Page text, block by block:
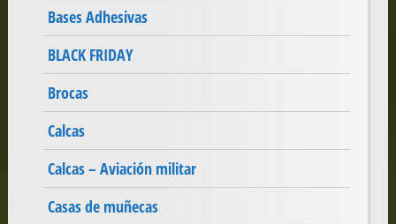
Bases Adhesivas
BLACK FRIDAY
Brocas
Calcas
Calcas – Aviación militar
Casas de muñecas